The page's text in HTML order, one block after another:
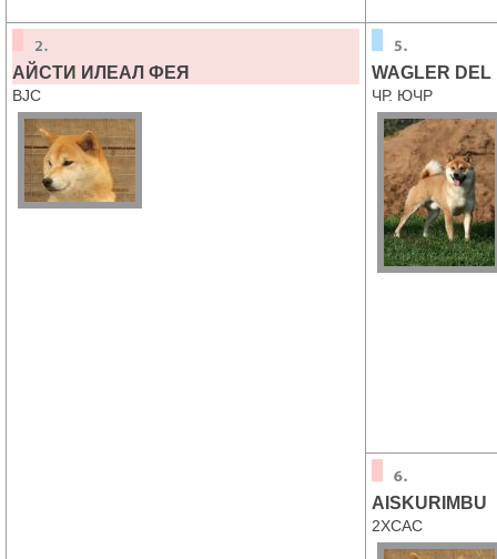
АЙСТИ ИЛЕАЛ ФЕЯ
BJC
WAGLER DEL
ЧР. ЮЧР
AISKURIMBU
2XCAC